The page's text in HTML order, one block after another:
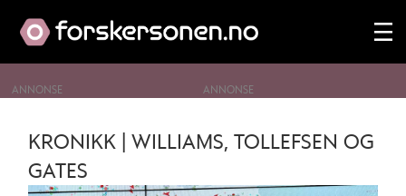
Tag:
iran
ANNONSE
KRONIKK | WILLIAMS, TOLLEFSEN OG
GATES